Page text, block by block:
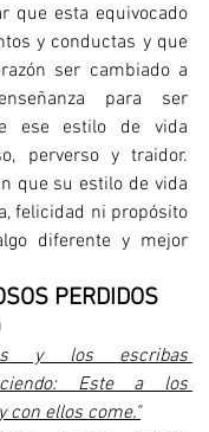
que esta equivocado
y conductas y que
ser cambiado a
para ser
ese estilo de vida
perverso y traidor.
que su estilo de vida
felicidad ni propósito
diferente y mejor
PERDIDOS
y los escribas
Este a los
con ellos come."